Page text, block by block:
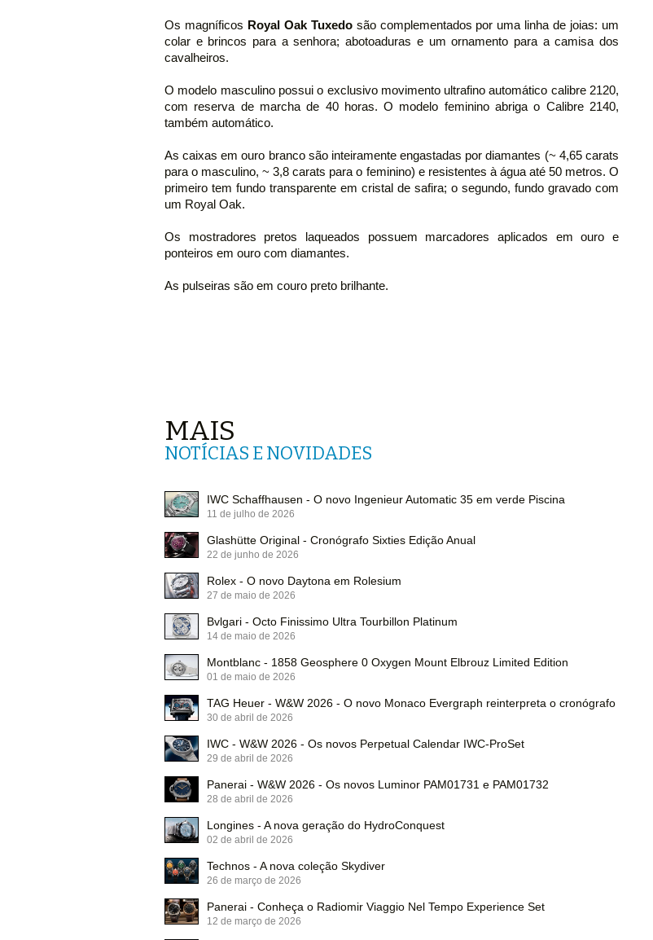
Os magníficos Royal Oak Tuxedosão complementados por uma linha de joias: um
colar e brincos para a senhora; abotoaduras e um ornamento para a camisa dos
cavalheiros.
O modelo masculino possui o exclusivo movimento ultrafino automático calibre 2120,
com reserva de marcha de 40 horas. O modelo feminino abriga o Calibre 2140,
também automático.
As caixas em ouro branco são inteiramente engastadas por diamantes (~ 4,65 carats
para o masculino, ~ 3,8 carats para o feminino) e resistentes à água até 50 metros. O
primeiro tem fundo transparente em cristal de safira; o segundo, fundo gravado com
um Royal Oak.
Os mostradores pretos laqueados possuem marcadores aplicados em ouro e
ponteiros em ouro com diamantes.
As pulseiras são em couro preto brilhante.
MAIS
NOTÍCIAS E NOVIDADES
IWC Schaffhausen - O novo Ingenieur Automatic 35 em verde Piscina
11 de julho de 2026
Glashütte Original - Cronógrafo Sixties Edição Anual
22 de junho de 2026
Rolex - O novo Daytona em Rolesium
27 de maio de 2026
Bvlgari - Octo Finissimo Ultra Tourbillon Platinum
14 de maio de 2026
Montblanc - 1858 Geosphere 0 Oxygen Mount Elbrouz Limited Edition
01 de maio de 2026
TAG Heuer - W&W 2026 - O novo Monaco Evergraph reinterpreta o cronógrafo
30 de abril de 2026
IWC - W&W 2026 - Os novos Perpetual Calendar IWC-ProSet
29 de abril de 2026
Panerai - W&W 2026 - Os novos Luminor PAM01731 e PAM01732
28 de abril de 2026
Longines - A nova geração do HydroConquest
02 de abril de 2026
Technos - A nova coleção Skydiver
26 de março de 2026
Panerai - Conheça o Radiomir Viaggio Nel Tempo Experience Set
12 de março de 2026